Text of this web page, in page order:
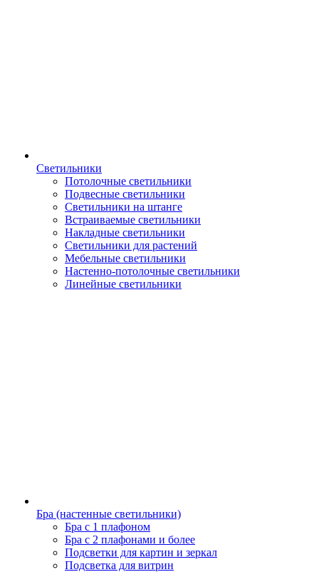
Светильники
Потолочные светильники
Подвесные светильники
Светильники на штанге
Встраиваемые светильники
Накладные светильники
Светильники для растений
Мебельные светильники
Настенно-потолочные светильники
Линейные светильники
Бра (настенные светильники)
Бра с 1 плафоном
Бра с 2 плафонами и более
Подсветки для картин и зеркал
Подсветка для витрин